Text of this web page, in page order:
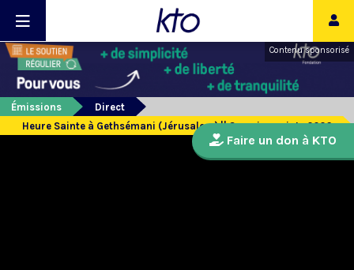
Contenu sponsorisé
Émissions
Direct
Heure Sainte à Gethsémani (Jérusalem) || Semaine sainte 2026
Faire un don à KTO